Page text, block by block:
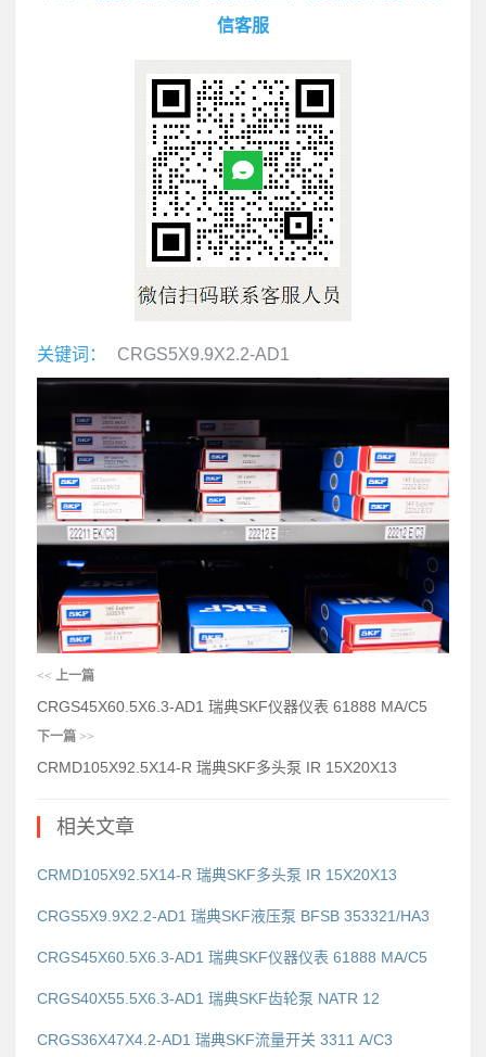
信客服
关键词： CRGS5X9.9X2.2-AD1
<< 上一篇
CRGS45X60.5X6.3-AD1 瑞典SKF仪器仪表 61888 MA/C5
下一篇 >>
CRMD105X92.5X14-R 瑞典SKF多头泵 IR 15X20X13
相关文章
CRMD105X92.5X14-R 瑞典SKF多头泵 IR 15X20X13
CRGS5X9.9X2.2-AD1 瑞典SKF液压泵 BFSB 353321/HA3
CRGS45X60.5X6.3-AD1 瑞典SKF仪器仪表 61888 MA/C5
CRGS40X55.5X6.3-AD1 瑞典SKF齿轮泵 NATR 12
CRGS36X47X4.2-AD1 瑞典SKF流量开关 3311 A/C3